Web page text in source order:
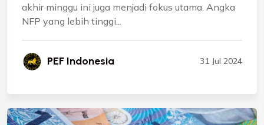
akhir minggu ini juga menjadi fokus utama. Angka
NFP yang lebih tinggi...
PEF Indonesia 31 Jul 2024